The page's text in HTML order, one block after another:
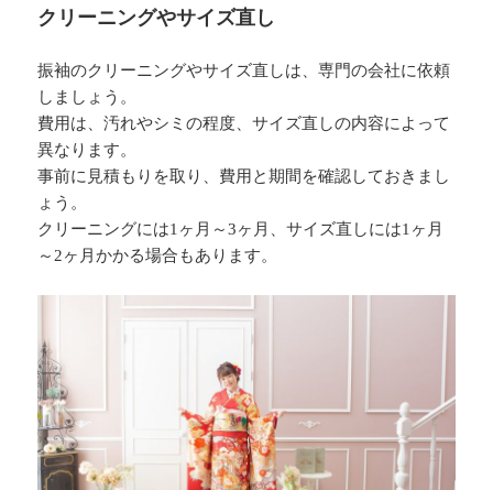
クリーニングやサイズ直し
振袖のクリーニングやサイズ直しは、専門の会社に依頼
しましょう。
費用は、汚れやシミの程度、サイズ直しの内容によって
異なります。
事前に見積もりを取り、費用と期間を確認しておきまし
ょう。
クリーニングには1ヶ月～3ヶ月、サイズ直しには1ヶ月
～2ヶ月かかる場合もあります。